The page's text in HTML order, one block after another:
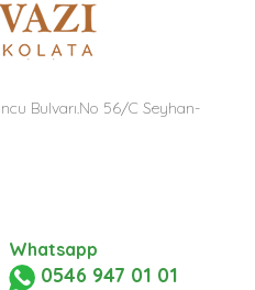
Bulvarı.No 56/C Seyhan-
Whatsapp
0546 947 01 01